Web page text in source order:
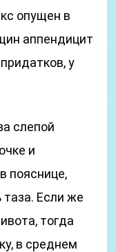
опущен в
аппендицит
у
слепой
и
пояснице,
таза. Если же
тогда
в среднем